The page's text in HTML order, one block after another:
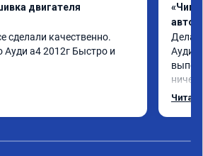
двигателя
сделали качественно.
а4 2012г Быстро и
«Чип
Делал